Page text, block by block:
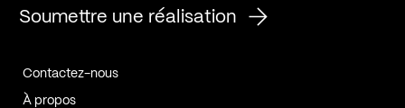
Soumettre une réalisation
Contactez-nous
À propos